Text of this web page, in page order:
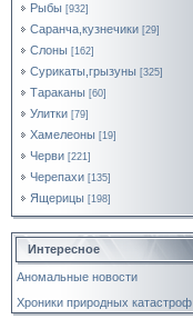
Рыбы [932]
Саранча,кузнечики [29]
Слоны [162]
Сурикаты,грызуны [325]
Тараканы [60]
Улитки [79]
Хамелеоны [19]
Черви [221]
Черепахи [135]
Ящерицы [198]
Интересное
Аномальные новости
Хроники природных катастроф